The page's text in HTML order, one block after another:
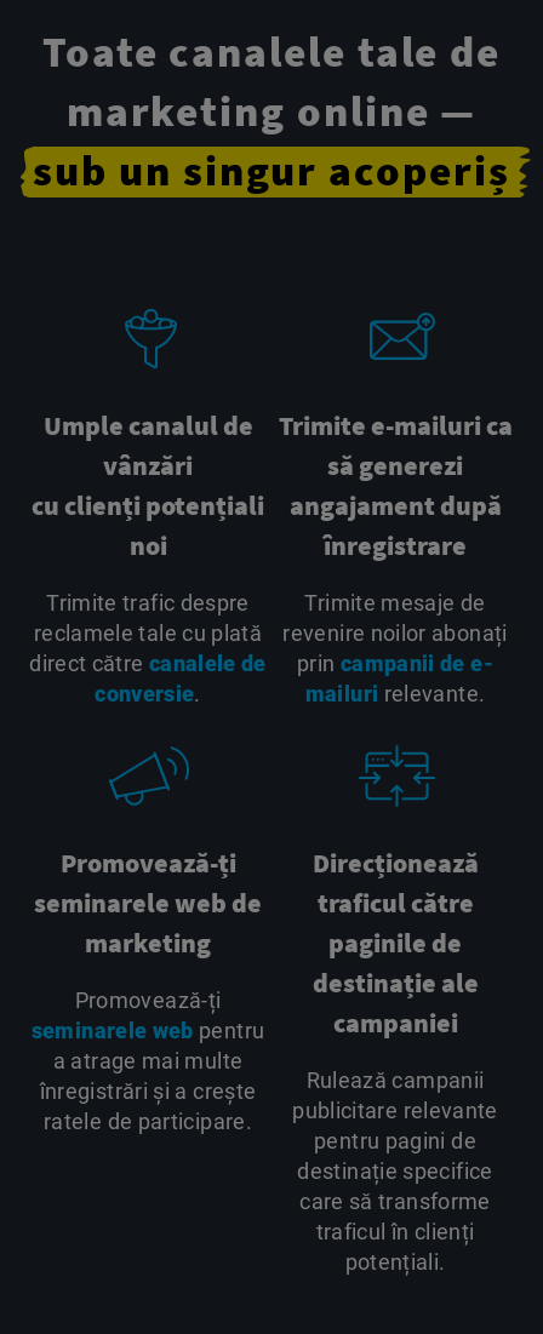
Toate canalele tale de
marketing online —
sub un singur acoperiș
Umple canalul de
vânzări
cu clienți potențiali
noi
Trimite trafic despre
reclamele tale cu plată
direct către canalele de
conversie.
Trimite e-mailuri ca
să generezi
angajament după
înregistrare
Trimite mesaje de
revenire noilor abonați
prin campanii de e-
mailuri relevante.
Promovează-ți
seminarele web de
marketing
Promovează-ți
seminarele web pentru
a atrage mai multe
înregistrări și a crește
ratele de participare.
Direcționează
traficul către
paginile de
destinație ale
campaniei
Rulează campanii
publicitare relevante
pentru pagini de
destinație specifice
care să transforme
traficul în clienți
potențiali.